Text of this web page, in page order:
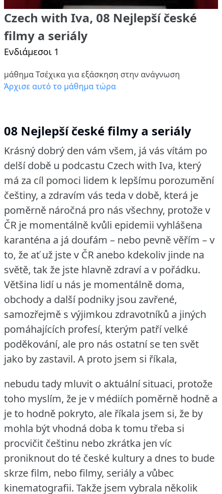
Czech with Iva, 08 Nejlepší české
filmy a seriály
Ενδιάμεσοι 1
μάθημα Τσέχικα για εξάσκηση στην ανάγνωση
Άρχισε αυτό το μάθημα τώρα
08 Nejlepší české filmy a seriály
Krásný dobrý den vám všem, já vás vítám po
delší době u podcastu Czech with Iva, který
má za cíl pomoci lidem k lepšímu porozumění
češtiny, a zdravím vás teda v době, která je
poměrně náročná pro nás všechny, protože v
ČR je momentálně kvůli epidemii vyhlášena
karanténa a já doufám – nebo pevně věřím – v
to, že ať už jste v ČR anebo kdekoliv jinde na
světě, tak že jste hlavně zdraví a v pořádku.
Většina lidí u nás je momentálně doma,
obchody a další podniky jsou zavřené,
samozřejmě s výjimkou zdravotníků a jiných
pomáhajících profesí, kterým patří velké
poděkování, ale pro nás ostatní se ten svět
jako by zastavil. A proto jsem si říkala,
nebudu tady mluvit o aktuální situaci, protože
toho myslím, že je v médiích poměrně hodně a
je to hodně pokryto, ale říkala jsem si, že by
mohla být vhodná doba k tomu třeba si
procvičit češtinu nebo zkrátka jen víc
proniknout do té české kultury a dnes to bude
skrze film, nebo filmy, seriály a vůbec
kinematografii. Takže jsem vybrala několik